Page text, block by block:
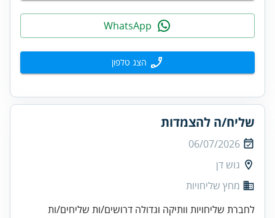
הצג טלפון
שליח/ה להצמדות
06/07/2026
גוש דן
מחץ שליחויות
לחברת שליחויות וותיקה וגדולה דרושים/ות שליחים/ות